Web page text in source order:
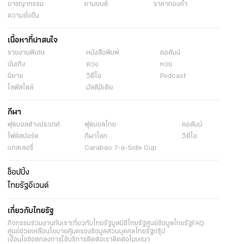
อาชญากรรม
ยานยนต์
ราคาทองคำ
ความยั่งยืน
เนื้อหาที่น่าสนใจ
รายงานพิเศษ หนังสือพิมพ์
คอลัมน์
บันเทิง
ดวง
หวย
นิยาย
วิดีโอ
Podcast
ไลฟ์สไตล์
มัลติมีเดีย
กีฬา
ฟุตบอลต่่างประเทศ ฟุตบอลไทย
คอลัมน์
ไฟต์สปอร์ต
กีฬาโลก
วิดีโอ
แกลเลอรี่
Carabao 7-a-Side Cup
ช็อปปิ้ง
ไทยรัฐอีเวนต์
เกี่ยวกับไทยรัฐ
กิจกรรมร่วมงานกับเราเกี่ยวกับไทยรัฐมูลนิธิไทยรัฐศูนย์ข้อมูลไทยรัฐFAQ
ศูนย์ช่วยเหลือนโยบายคุ้มครองข้อมูลส่วนบุคคลไทยรัฐกรุ๊ป
เงื่อนไขข้อตกลงการใช้บริการติดต่อเราติดต่อโฆษณา